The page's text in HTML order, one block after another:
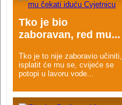
Tko je bio
zaboravan, red mu...
Tko je to nije zaboravio učiniti,
isplatit će mu se, cvijeće se
potopi u lavoru vode...